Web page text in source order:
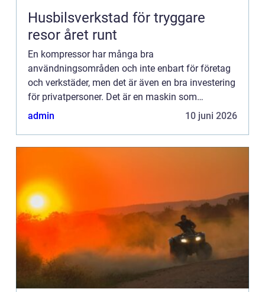
Husbilsverkstad för tryggare
resor året runt
En kompressor har många bra
användningsområden och inte enbart för företag
och verkstäder, men det är även en bra investering
för privatpersoner. Det är en maskin som
komprimerar luften och den kan också
admin 10 juni 2026